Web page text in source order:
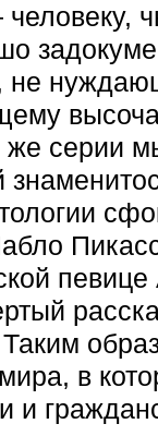
не
же серии
в
и